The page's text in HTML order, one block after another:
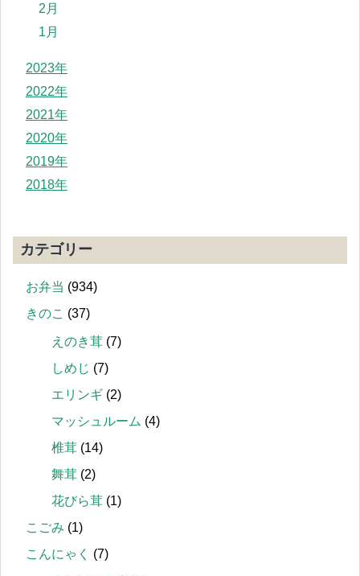
2月
1月
2023年
2022年
2021年
2020年
2019年
2018年
カテゴリー
お弁当 (934)
きのこ (37)
えのき茸 (7)
しめじ (7)
エリンギ (2)
マッシュルーム (4)
椎茸 (14)
舞茸 (2)
花びら茸 (1)
こごみ (1)
こんにゃく
(7)